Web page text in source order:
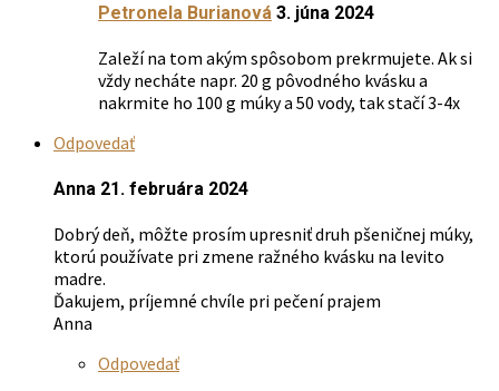
Petronela Burianová 3. júna 2024
Zaleží na tom akým spôsobom prekrmujete. Ak si
vždy necháte napr. 20 g pôvodného kvásku a
nakrmite ho 100 g múky a 50 vody, tak stačí 3-4x
Odpovedať
Anna 21. februára 2024
Dobrý deň, môžte prosím upresniť druh pšeničnej múky,
ktorú používate pri zmene ražného kvásku na levito
madre.
Ďakujem, príjemné chvíle pri pečení prajem
Anna
Odpovedať